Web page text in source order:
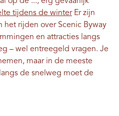
tijdens de winterEr zijn
het rijden over Scenic Byway
en attracties langs
– wel entreegeld vragen. Je
maar in de meeste
de snelweg moet de